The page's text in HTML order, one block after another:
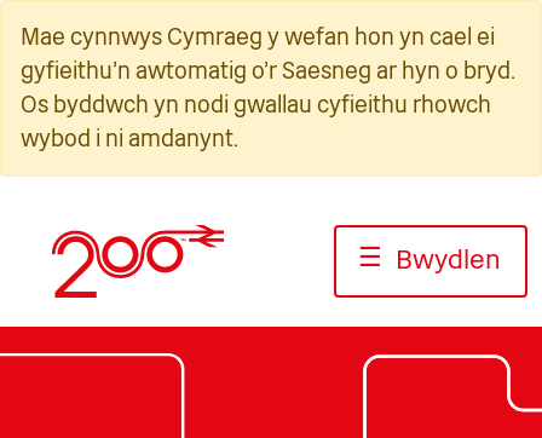
cynnwys
Mae cynnwys Cymraeg y wefan hon yn cael ei
gyfieithu'n awtomatig o'r Saesneg ar hyn o bryd.
Os byddwch yn nodi gwallau cyfieithu rhowch
wybod i ni amdanynt.
☰ Bwydlen